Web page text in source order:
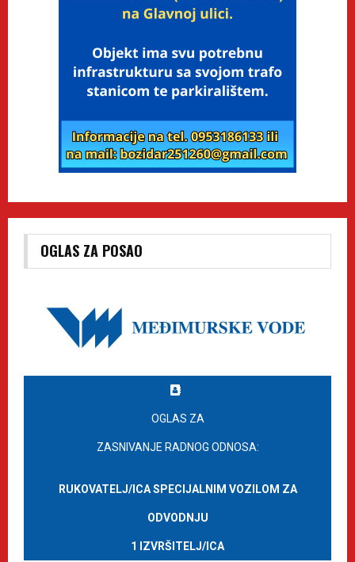
OGLAS ZA POSAO
OGLAS ZA
ZASNIVANJE RADNOG ODNOSA:
RUKOVATELJ/ICA SPECIJALNIM VOZILOM ZA
ODVODNJU
1 IZVRŠITELJ/ICA